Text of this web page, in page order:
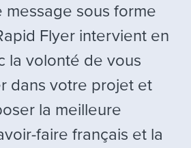
message sous forme
Flyer intervient en
la volonté de vous
dans votre projet et
la meilleure
faire français et la